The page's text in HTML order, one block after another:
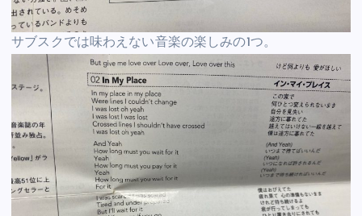
サブスクでは味わえない音楽の楽しみの1つ。